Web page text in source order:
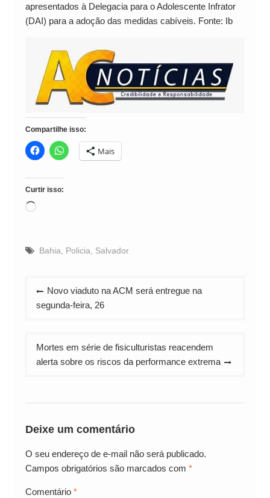
apresentados à Delegacia para o Adolescente Infrator
(DAI) para a adoção das medidas cabíveis. Fonte: Ib
Compartilhe isso:
Mais
Curtir isso:
Carregando...
Bahia Policia Salvador
Navegação
de
Novo viaduto na ACM será entregue na
segunda-feira, 26
Mortes em série de fisiculturistas reacendem
alerta sobre os riscos da performance extrema
Deixe um comentário
O seu endereço de e-mail não será publicado.
Campos obrigatórios são marcados com *
Comentário *